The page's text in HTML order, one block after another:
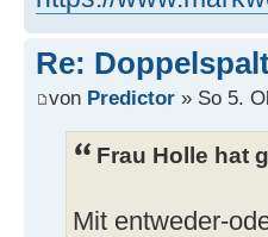
Re:
von Predictor » So 5.
Frau Holle hat
Mit entweder-